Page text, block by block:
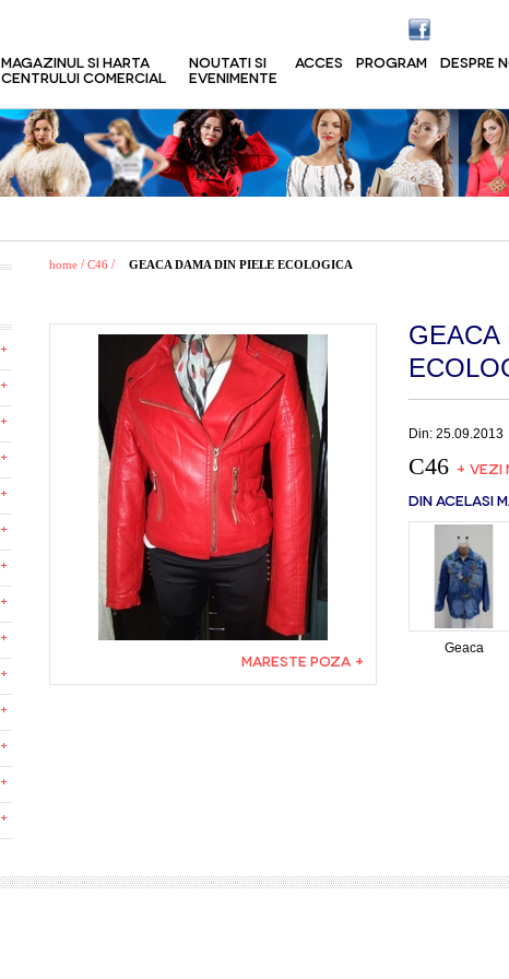
MAGAZINUL SI HARTA
CENTRULUI COMERCIAL
NOUTATI SI
EVENIMENTE
ACCES PROGRAM DESPRE
home / C46 / GEACA DAMA DIN PIELE ECOLOGICA
MARESTE POZA +
GEACA
Din: 25.09.2013
C46 + VEZI
DIN ACELASI
Geaca